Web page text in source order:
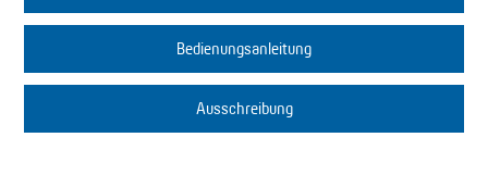
Bedienungsanleitung
Ausschreibung